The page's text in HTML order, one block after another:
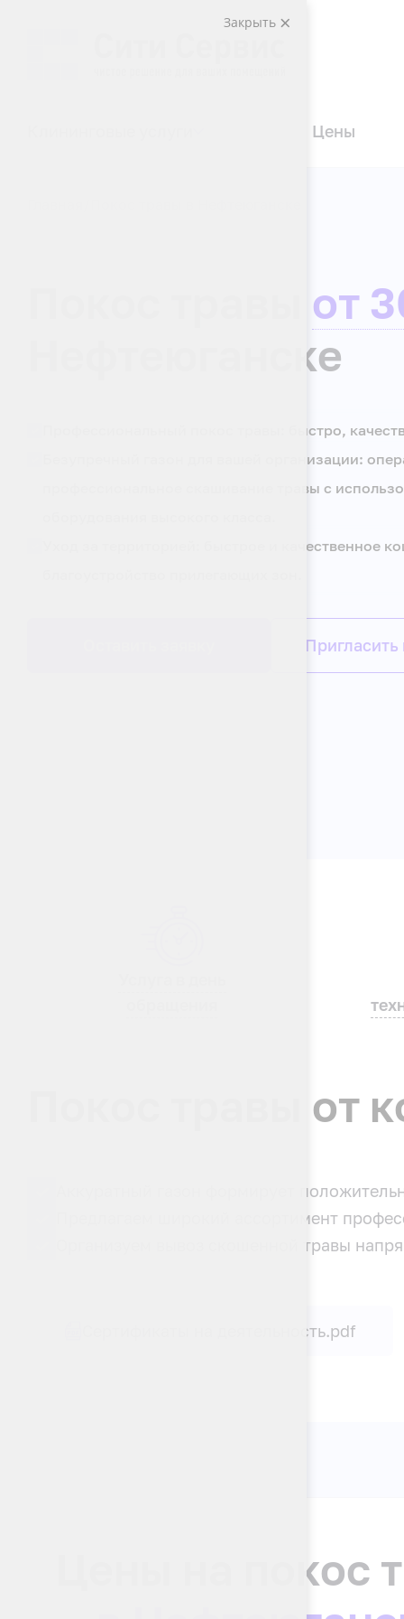
Цены
от
Нефтеюганске
Профессиональный покос травы: быстро,
Безупречный газон для вашей организации:
профессиональное скашивание травы с
Уход за территорией: быстрое и качественное
Пригласить
Покос травы от
Аккуратный газон формирует
Предлагаем широкий ассортимент
Организуем вывоз скошенной травы
Сертификаты на деятельность.pdf
Цены на покос
Закрыть